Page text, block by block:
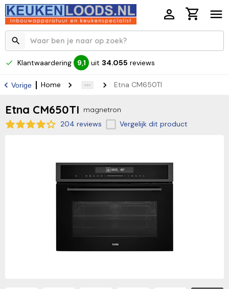
Klantwaardering 9,1 uit 34.055 reviews
Vorige Home Etna CM650TI
Etna CM650TI magnetron
204 reviews
Vergelijk dit product